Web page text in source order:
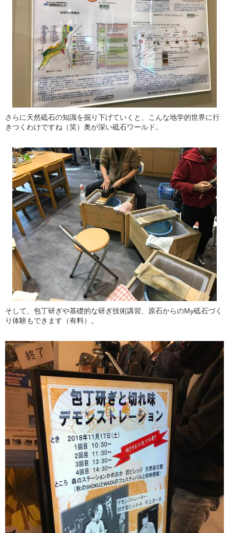
さらに天然砥石の知識を掘り下げていくと、こんな地学的世界に行
きつくわけですね（笑）奥が深い砥石ワールド。
そして、包丁研ぎや基礎的な研ぎ技術講習、原石からのMy砥石づく
り体験もできます（有料）。